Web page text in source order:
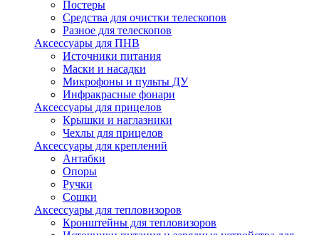
Постеры
Средства для очистки телескопов
Разное для телескопов
Аксессуары для ПНВ
Источники питания
Маски и насадки
Микрофоны и пульты ДУ
Инфракрасные фонари
Аксессуары для прицелов
Крышки и наглазники
Чехлы для прицелов
Аксессуары для креплений
Антабки
Опоры
Ручки
Сошки
Аксессуары для тепловизоров
Кронштейны для тепловизоров